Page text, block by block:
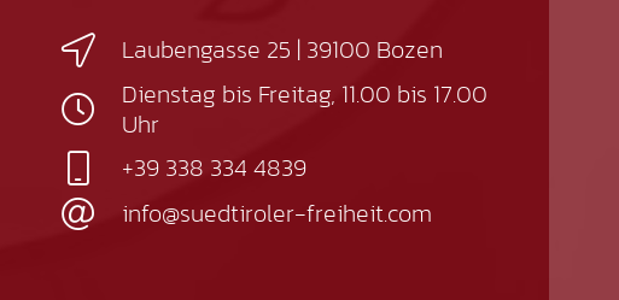
Laubengasse 25 | 39100 Bozen
Dienstag bis Freitag, 11.00 bis 17.00
Uhr
+39 338 334 4839
info@suedtiroler-freiheit.com